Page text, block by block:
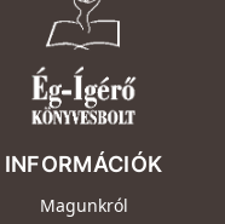
INFORMÁCIÓK
Magunkról